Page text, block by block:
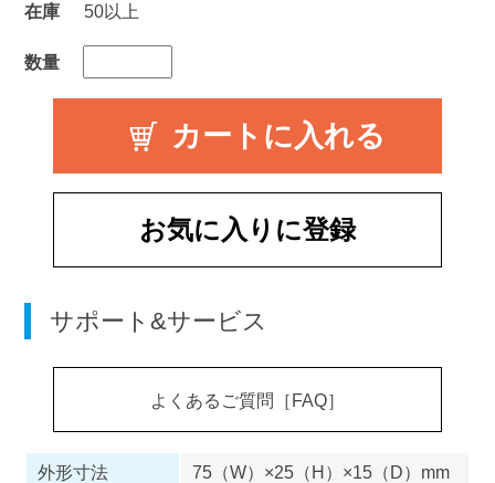
在庫
50以上
数量
お気に入りに登録
サポート&サービス
よくあるご質問［FAQ］
外形寸法
75（W）×25（H）×15（D）mm